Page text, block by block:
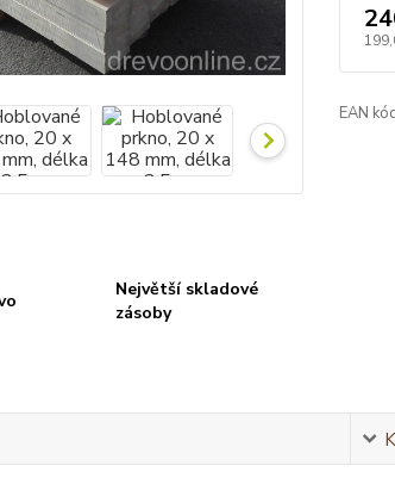
EAN
Největší skladové
zásoby